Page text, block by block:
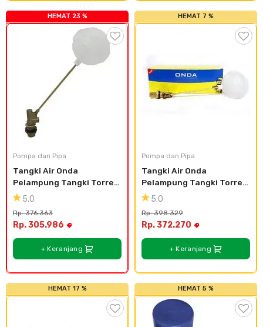
HEMAT 23 %
Pompa dan Pipa
Tangki Air Onda
Pelampung Tangki Torren
3/4 inch
5.0
Rp. 376.363
Rp. 305.986
+ Keranjang
HEMAT 7 %
Pompa dan Pipa
Tangki Air Onda
Pelampung Tangki Torren
1 inch
5.0
Rp. 398.329
Rp. 372.270
+ Keranjang
HEMAT 17 % HEMAT 5 %